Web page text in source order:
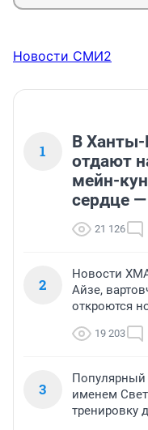
Новости СМИ2
1
В Ханты-
отдают
мейн-
сердце
21 126
2
Новости
Айзе,
откроются
19 203
3
Популярный
именем
тренировку